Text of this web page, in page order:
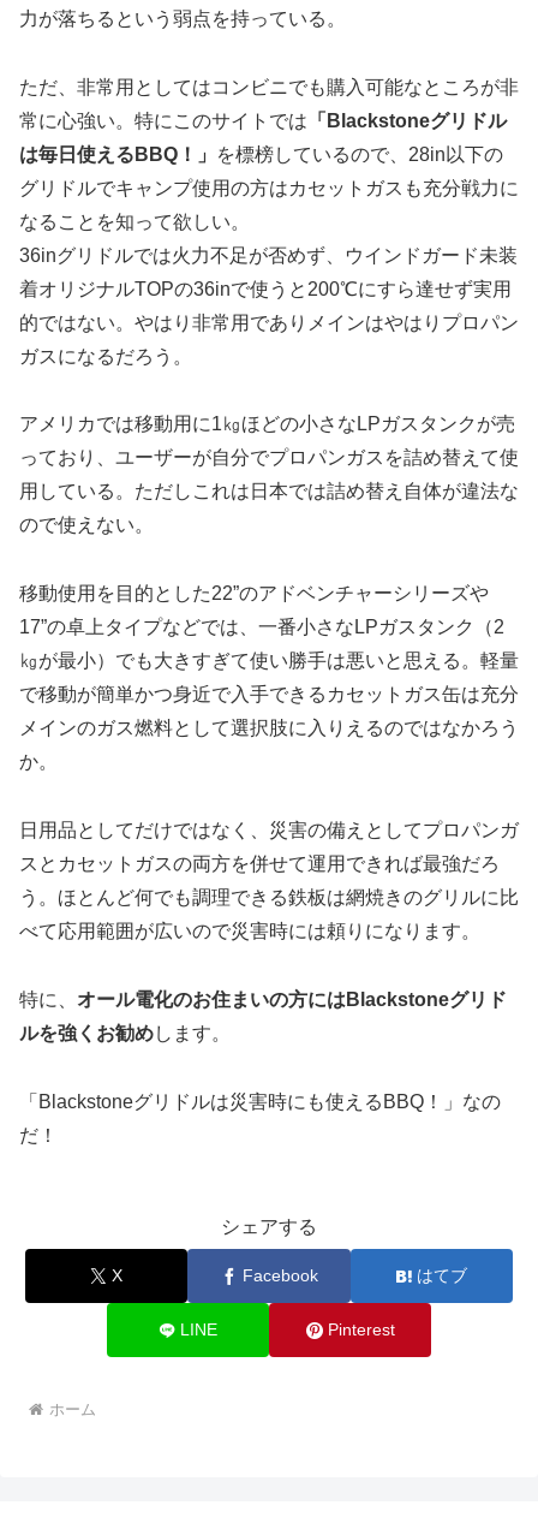
力が落ちるという弱点を持っている。
ただ、非常用としてはコンビニでも購入可能なところが非
常に心強い。特にこのサイトでは 「Blackstoneグリドル
は毎日使えるBBQ！」
を標榜しているので、28in以下の
グリドルでキャンプ使用の方はカセットガスも充分戦力に
なることを知って欲しい。
36inグリドルでは火力不足が否めず、ウインドガード未装
着オリジナルTOPの36inで使うと200℃にすら達せず実用
的ではない。やはり非常用でありメインはやはりプロパン
ガスになるだろう。
アメリカでは移動用に1㎏ほどの小さなLPガスタンクが売
っており、ユーザーが自分でプロパンガスを詰め替えて使
用している。ただしこれは日本では詰め替え自体が違法な
ので使えない。
移動使用を目的とした22”のアドベンチャーシリーズや
17”の卓上タイプなどでは、一番小さなLPガスタンク（2
㎏が最小）でも大きすぎて使い勝手は悪いと思える。軽量
で移動が簡単かつ身近で入手できるカセットガス缶は充分
メインのガス燃料として選択肢に入りえるのではなかろう
か。
日用品としてだけではなく、災害の備えとしてプロパンガ
スとカセットガスの両方を併せて運用できれば最強だろ
う。ほとんど何でも調理できる鉄板は網焼きのグリルに比
べて応用範囲が広いので災害時には頼りになります。
特に、 オール電化のお住まいの方にはBlackstoneグリド
ルを強くお勧めします。
「Blackstoneグリドルは災害時にも使えるBBQ！」なの
だ！
シェアする
X Facebook はてブ
LINE Pinterest
ホーム